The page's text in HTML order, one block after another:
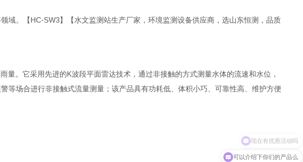
域。
【HC-SW3】【水文监测站生产厂家，环境监测设备供应商，选山东恒测，品质
。它采用先进的K波段平面雷达技术，通过非接触的方式测量水体的流速和水位，
等场合进行非接触式流量测量；该产品具有功耗低、体积小巧、可靠性高、维护方便
可以介绍下你们的产品么